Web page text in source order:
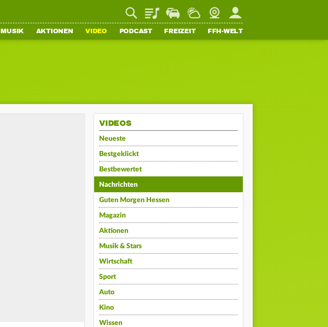
PlaylistStaupilotWetterWebcamMein FFH
MUSIK AKTIONEN VIDEO PODCAST FREIZEIT FFH-WELT
VIDEOS
Neueste
Bestgeklickt
Bestbewertet
Nachrichten
Guten Morgen Hessen
Magazin
Aktionen
Musik & Stars
Wirtschaft
Sport
Auto
Kino
Wissen